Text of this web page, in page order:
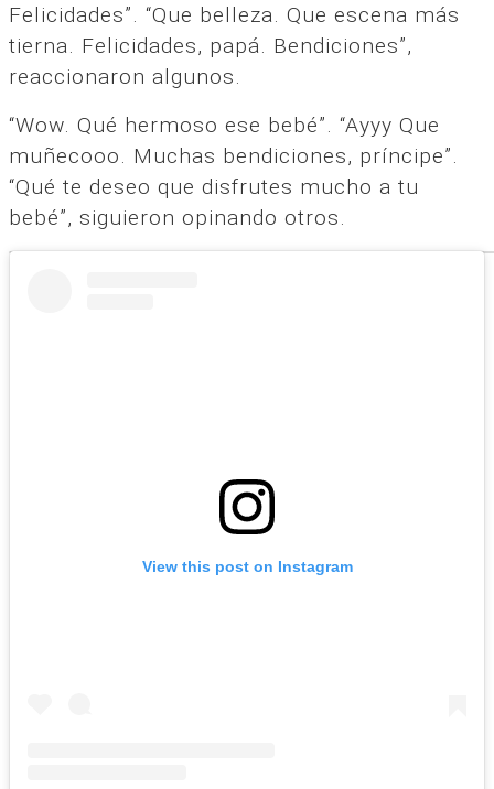
Felicidades”. “Que belleza. Que escena más
tierna. Felicidades, papá. Bendiciones”,
reaccionaron algunos.
“Wow. Qué hermoso ese bebé”. “Ayyy Que
muñecooo. Muchas bendiciones, príncipe”.
“Qué te deseo que disfrutes mucho a tu
bebé”, siguieron opinando otros.
View this post on Instagram